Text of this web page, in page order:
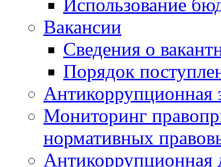
Использование
Вакансии
Сведения о
Порядок
Антикоррупционная
Мониторинг
нормативных
Антикоррупционная